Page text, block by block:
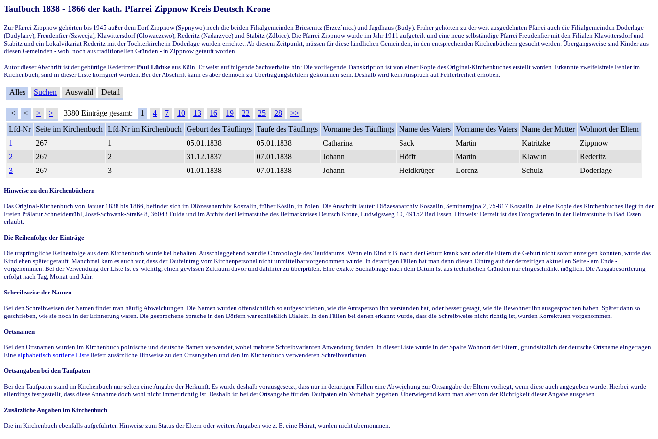
Taufbuch 1838 - 1866 der kath. Pfarrei Zippnow Kreis Deutsch Krone
Zur Pfarrei Zippnow gehörten bis 1945 außer dem Dorf Zippnow (Sypnywo) noch die beiden Filialgemeinden Briesenitz (Brzez`nica) und Jagdhaus (Budy). Früher gehörten zu der weit ausgedehnten Pfarrei auch die Filialgemeinden Doderlage
(Dudylany), Freudenfier (Szwecja), Klawittersdorf (Glowaczewo), Rederitz (Nadarzyce) und Stabitz (Zdbice). Die Pfarrei Zippnow wurde im Jahr 1911 aufgeteilt und eine neue selbständige Pfarrei Freudenfier mit den Filialen Klawittersdorf und
Stabitz und ein Lokalvikariat Rederitz mit der Tochterkirche in Doderlage wurden errichtet. Ab diesem Zeitpunkt, müssen für diese ländlichen Gemeinden, in den entsprechenden Kirchenbüchern gesucht werden. Übergangsweise sind Kinder aus
diesen Gemeinden - wohl noch aus traditionellen Gründen - in Zippnow getauft worden.
Autor dieser Abschrift ist der gebürtige RederitzerPaul Lüdtke aus Köln. Er weist auf folgende Sachverhalte hin: Die vorliegende Transkription ist von einer Kopie des Original-Kirchenbuches erstellt worden. Erkannte zweifelsfreie Fehler im
Kirchenbuch, sind in dieser Liste korrigiert worden. Bei der Abschrift kann es aber dennoch zu Übertragungsfehlern gekommen sein. Deshalb wird kein Anspruch auf Fehlerfreiheit erhoben.
Alles Suchen Auswahl Detail
|< < > >| 3380 Einträge gesamt: 1 4 7 10 13 16 19 22 25 28
>>
Lfd-Nr
Seite im Kirchenbuch Lfd-Nr im Kirchenbuch Geburt des Täuflings Taufe des Täuflings Vorname des Täuflings Name des Vaters Vorname des Vaters Name der Mutter Wohnort der Eltern
1
267 1 05.01.1838 05.01.1838 Catharina Sack Martin Katritzke
Zippnow
2
267 2 31.12.1837 07.01.1838 Johann Höfft Martin Klawun
Rederitz
3
267 3 01.01.1838 07.01.1838 Johann Heidkrüger Lorenz Schulz Doderlage
Hinweise zu den Kirchenbüchern
Das Original-Kirchenbuch von Januar 1838 bis 1866, befindet sich im Diözesanarchiv Koszalin, früher Köslin, in Polen. Die Anschrift lautet: Diözesanarchiv Koszalin, Seminarryjna 2, 75-817 Koszalin. Je eine Kopie des Kirchenbuches liegt in der
Freien Prälatur Schneidemühl, Josef-Schwank-Straße 8, 36043 Fulda und im Archiv der Heimatstube des Heimatkreises Deutsch Krone, Ludwigsweg 10, 49152 Bad Essen. Hinweis: Derzeit ist das Fotografieren in der Heimatstube in Bad Essen
erlaubt.
Die Reihenfolge der Einträge
Die ursprüngliche Reihenfolge aus dem Kirchenbuch wurde bei behalten. Ausschlaggebend war die Chronologie des Taufdatums. Wenn ein Kind z.B. nach der Geburt krank war, oder die Eltern die Geburt nicht sofort anzeigen konnten, wurde das
Kind eben später getauft. Manchmal kam es auch vor, dass der Taufeintrag vom Kirchenpersonal nicht unmittelbar vorgenommen wurde. In derartigen Fällen hat man dann diesen Eintrag auf der derzeitigen aktuellen Seite - am Ende -
vorgenommen. Bei der Verwendung der Liste ist es wichtig, einen gewissen Zeitraum davor und dahinter zu überprüfen. Eine exakte Suchabfrage nach dem Datum ist aus technischen Gründen nur eingeschränkt möglich. Die Ausgabesortierung
erfolgt nach Tag, Monat und Jahr.
Schreibweise der Namen
Bei den Schreibweisen der Namen findet man häufig Abweichungen. Die Namen wurden offensichtlich so aufgeschrieben, wie die Amtsperson ihn verstanden hat, oder besser gesagt, wie die Bewohner ihn ausgesprochen haben. Später dann so
geschrieben, wie sie noch in der Erinnerung waren. Die gesprochene Sprache in den Dörfern war schließlich Dialekt. In den Fällen bei denen erkannt wurde, dass die Schreibweise nicht richtig ist, wurden Korrekturen vorgenommen.
Ortsnamen
Bei den Ortsnamen wurden im Kirchenbuch polnische und deutsche Namen verwendet, wobei mehrere Schreibvarianten Anwendung fanden. In dieser Liste wurde in der Spalte Wohnort der Eltern, grundsätzlich der deutsche Ortsname eingetragen.
Eine alphabetisch sortierte Liste liefert zusätzliche Hinweise zu den Ortsangaben und den im Kirchenbuch verwendeten Schreibvarianten.
Ortsangaben bei den Taufpaten
Bei den Taufpaten stand im Kirchenbuch nur selten eine Angabe der Herkunft. Es wurde deshalb vorausgesetzt, dass nur in derartigen Fällen eine Abweichung zur Ortsangabe der Eltern vorliegt, wenn diese auch angegeben wurde. Hierbei wurde
allerdings festgestellt, dass diese Annahme doch wohl nicht immer richtig ist. Deshalb ist bei der Ortsangabe für den Taufpaten ein Vorbehalt gegeben. Überwiegend kann man aber von der Richtigkeit dieser Angabe ausgehen.
Zusätzliche Angaben im Kirchenbuch
Die im Kirchenbuch ebenfalls aufgeführten Hinweise zum Status der Eltern oder weitere Angaben wie z. B. eine Heirat, wurden nicht übernommen.